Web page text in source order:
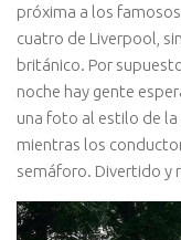
próxima a los
cuatro de Liverpool,
británico. Por
noche hay gente
una foto al estilo de
mientras los
semáforo. Divertido y